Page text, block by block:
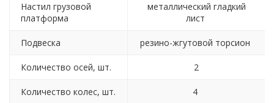
Настил грузовой
платформа
металлический гладкий
лист
Подвеска резино-жгутовой торсион
Количество осей, шт. 2
Количество колес, шт. 4